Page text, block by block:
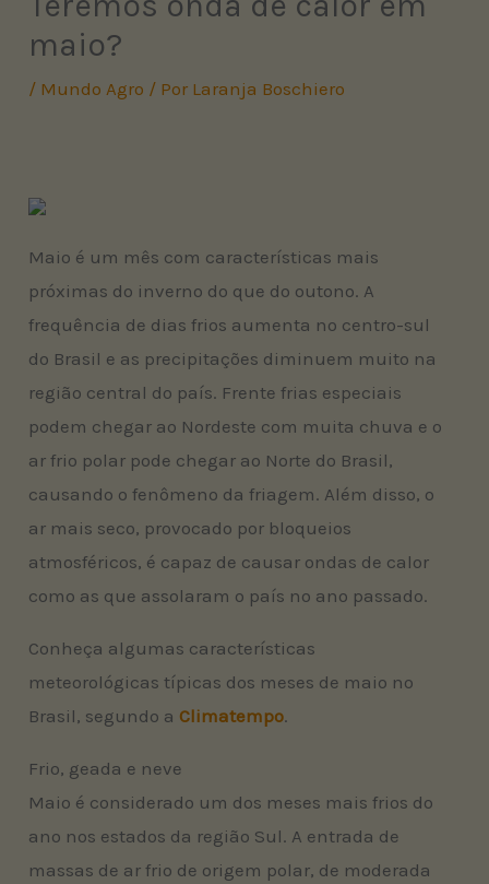
maio?
/ Mundo Agro / Por Laranja Boschiero
Maio é um mês com características mais
próximas do inverno do que do outono. A
frequência de dias frios aumenta no centro-sul
do Brasil e as precipitações diminuem muito na
região central do país. Frente frias especiais
podem chegar ao Nordeste com muita chuva e o
ar frio polar pode chegar ao Norte do Brasil,
causando o fenômeno da friagem. Além disso, o
ar mais seco, provocado por bloqueios
atmosféricos, é capaz de causar ondas de calor
como as que assolaram o país no ano passado.
Conheça algumas características
meteorológicas típicas dos meses de maio no
Brasil, segundo a Climatempo.
Frio, geada e neve
Maio é considerado um dos meses mais frios do
ano nos estados da região Sul. A entrada de
massas de ar frio de origem polar, de moderada